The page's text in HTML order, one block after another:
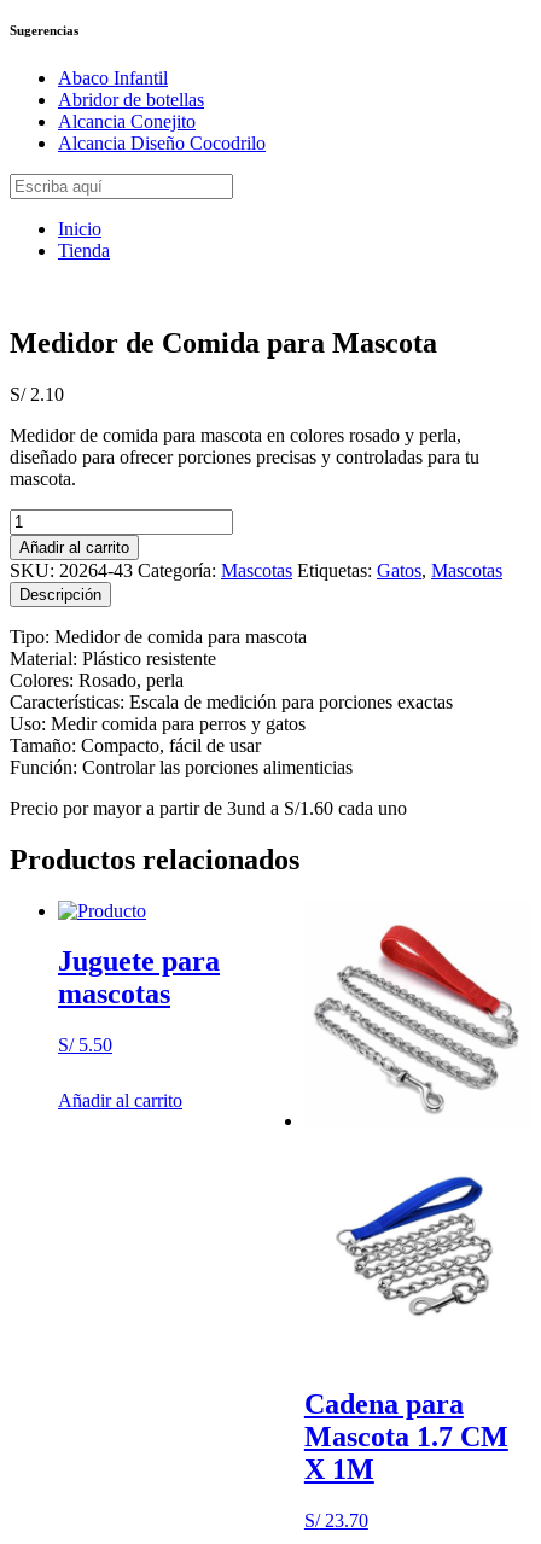
Sugerencias
Abaco Infantil
Abridor de botellas
Alcancia Conejito
Alcancia Diseño Cocodrilo
Inicio
Tienda
Medidor de Comida para Mascota
S/2.10
Medidor de comida para mascota en colores rosado y perla,
diseñado para ofrecer porciones precisas y controladas para tu
mascota.
Medidor
de
Comida
para
Mascota
cantidad
Añadir al carrito
SKU: 20264-43 Categoría: Mascotas Etiquetas: Gatos, Mascotas
Descripción
Tipo: Medidor de comida para mascota
Material: Plástico resistente
Colores: Rosado, perla
Características: Escala de medición para porciones exactas
Uso: Medir comida para perros y gatos
Tamaño: Compacto, fácil de usar
Función: Controlar las porciones alimenticias
Precio por mayor a partir de 3und a S/1.60 cada uno
Productos relacionados
Juguete para
mascotas
S/5.50
Añadir al carrito
Cadena para
Mascota 1.7 CM
X 1M
S/23.70